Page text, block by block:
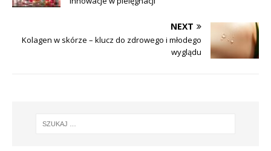
NEXT
Kolagen w skórze – klucz do zdrowego i młodego
wyglądu